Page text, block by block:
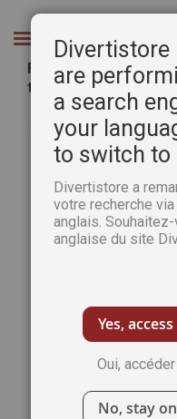
Chercher
Fil Tissu Papier &
techniques et idées
galerie
d’images
are
a search
your
to switch to
Divertistore a
votre recherche
anglais.
anglaise du site
Yes,
Oui,
No, stay